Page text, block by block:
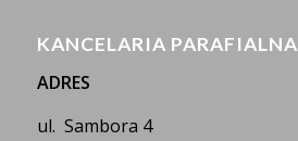
KANCELARIA PARAFIALNA
ADRES
ul. Sambora 4